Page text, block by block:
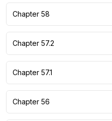
Chapter 58
Chapter 57.2
Chapter 57.1
Chapter 56